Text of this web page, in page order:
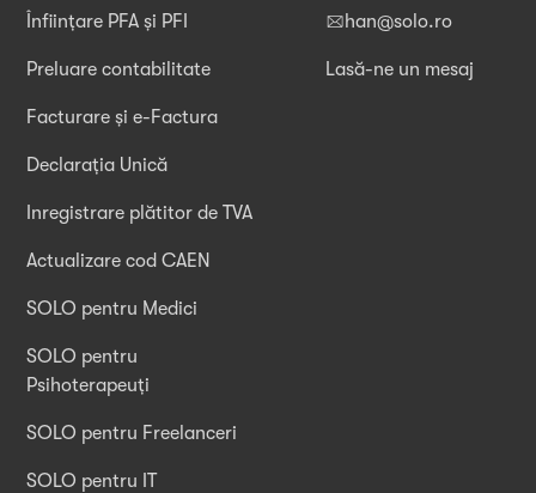
han@solo.ro
Lasă-ne un mesaj
Înființare PFA și PFI
Preluare contabilitate
Facturare și e-Factura
Declarația Unică
Inregistrare plătitor de TVA
Actualizare cod CAEN
SOLO pentru Medici
SOLO pentru
Psihoterapeuți
SOLO pentru Freelanceri
SOLO pentru IT